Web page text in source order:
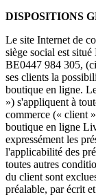
DISPOSITIONS
Le site Internet de
siège social est
BE0447 984 305,
ses clients la
boutique en ligne.
») s'appliquent à
commerce (« client
boutique en ligne
expressément les
l'applicabilité des
toutes autres
du client sont
préalable, par écrit